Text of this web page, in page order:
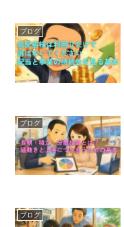
ブログ
ブログ
ブログ